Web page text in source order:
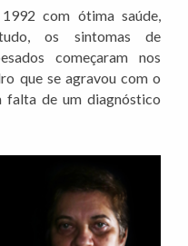
com ótima saúde,
os sintomas de
começaram nos
que se agravou com o
falta de um diagnóstico